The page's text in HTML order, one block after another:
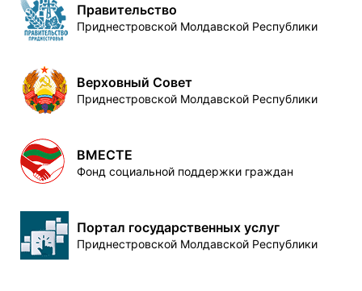
Правительство
Приднестровской Молдавской Республики
Верховный Совет
Приднестровской Молдавской Республики
ВМЕСТЕ
Фонд социальной поддержки граждан
Портал государственных услуг
Приднестровской Молдавской Республики